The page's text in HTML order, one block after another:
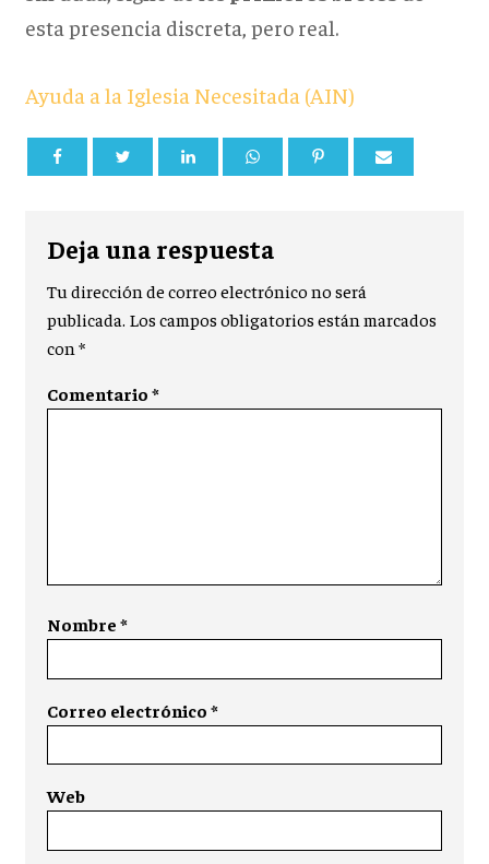
esta presencia discreta, pero real.
Ayuda a la Iglesia Necesitada (AIN)
Deja una respuesta
Tu dirección de correo electrónico no será
publicada. Los campos obligatorios están marcados
con*
Comentario*
Nombre*
Correo electrónico*
Web